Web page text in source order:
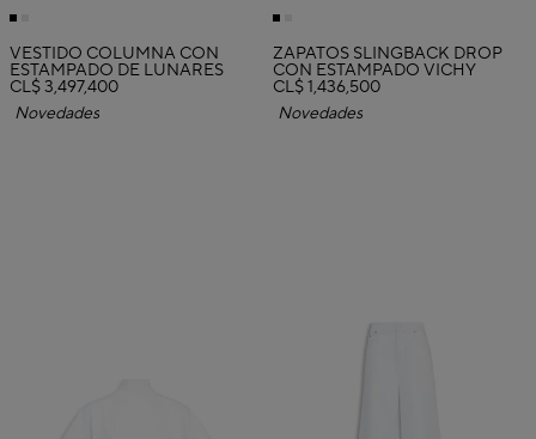
VESTIDO COLUMNA CON
ESTAMPADO DE LUNARES
CL$ 3,497,400
Novedades
ZAPATOS SLINGBACK DROP
CON ESTAMPADO VICHY
CL$ 1,436,500
Novedades